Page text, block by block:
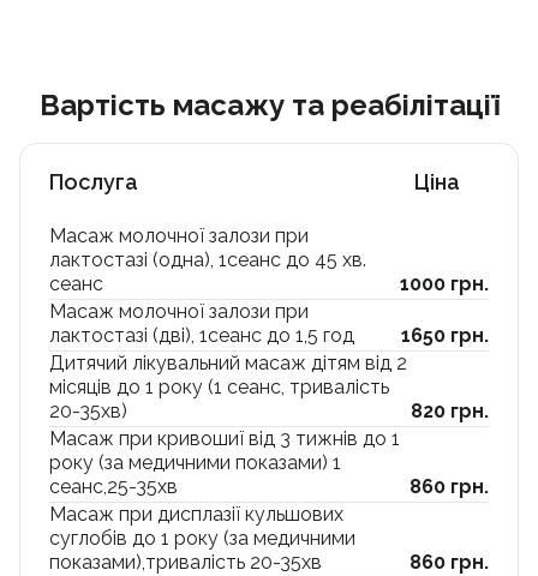
Вартість масажу та реабілітації
Послуга Ціна
Масаж молочної залози при
лактостазі (одна), 1сеанс до 45 хв.
сеанс
1000 грн.
Масаж молочної залози при
лактостазі (дві), 1сеанс до 1,5 год
1650 грн.
Дитячий лікувальний масаж дітям від 2
місяців до 1 року (1 сеанс, тривалість
20-35хв)
820 грн.
Масаж при кривошиї від 3 тижнів до 1
року (за медичними показами) 1
сеанс,25-35хв
860 грн.
Масаж при дисплазії кульшових
суглобів до 1 року (за медичними
показами),тривалість 20-35хв
860 грн.